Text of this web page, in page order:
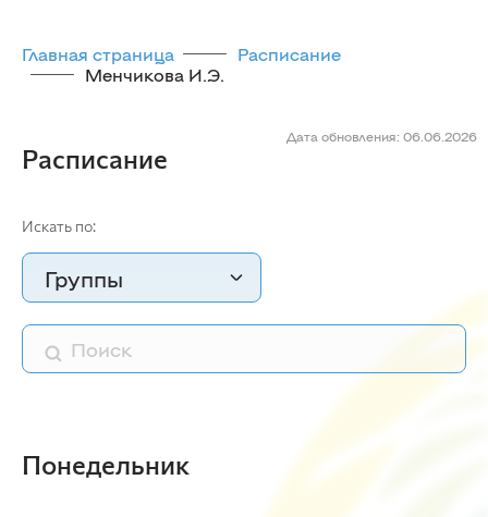
Главная страница
Расписание
Менчикова И.Э.
Дата обновления: 06.06.2026
Расписание
Искать по:
Группы
Понедельник